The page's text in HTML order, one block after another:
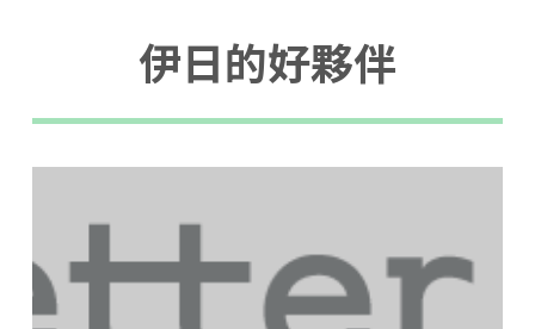
伊日的好夥伴